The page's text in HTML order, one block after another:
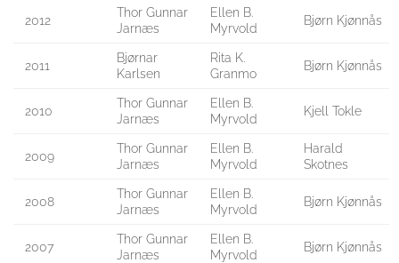
2012
Thor Gunnar
Jarnæs
Ellen B.
Myrvold
Bjørn Kjønnås
2011
Bjørnar
Karlsen
Rita K.
Granmo
Bjørn Kjønnås
2010
Thor Gunnar
Jarnæs
Ellen B.
Myrvold
Kjell Tokle
2009
Thor Gunnar
Jarnæs
Ellen B.
Myrvold
Harald
Skotnes
2008
Thor Gunnar
Jarnæs
Ellen B.
Myrvold
Bjørn Kjønnås
2007
Thor Gunnar
Jarnæs
Ellen B.
Myrvold
Bjørn Kjønnås